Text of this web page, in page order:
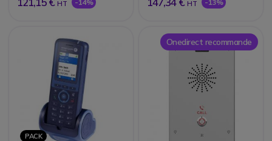
HT -14% HT -13%
PACK
Onedirect recommande